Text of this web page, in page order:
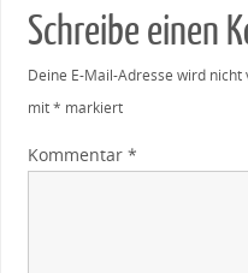
Schreibe einen
Deine E-Mail-Adresse wird
mit* markiert
Kommentar *